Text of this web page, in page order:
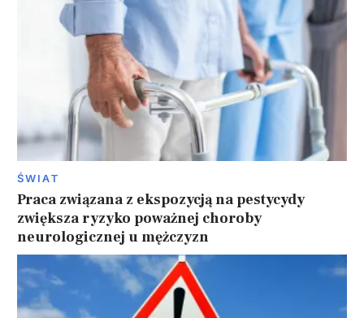
ŚWIAT
Praca związana z ekspozycją na pestycydy
zwiększa ryzyko poważnej choroby
neurologicznej u mężczyzn